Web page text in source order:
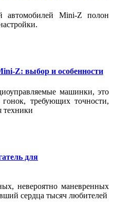
автомобилей Mini-Z полон
Z: выбор и особенности
машинки, это
требующих точности,
техники
для
невероятно маневренных
сердца тысяч любителей